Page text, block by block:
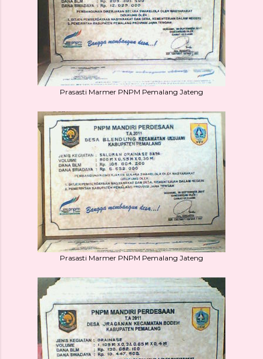
Prasasti Marmer PNPM Pemalang Jateng
Prasasti Marmer PNPM Pemalang Jateng